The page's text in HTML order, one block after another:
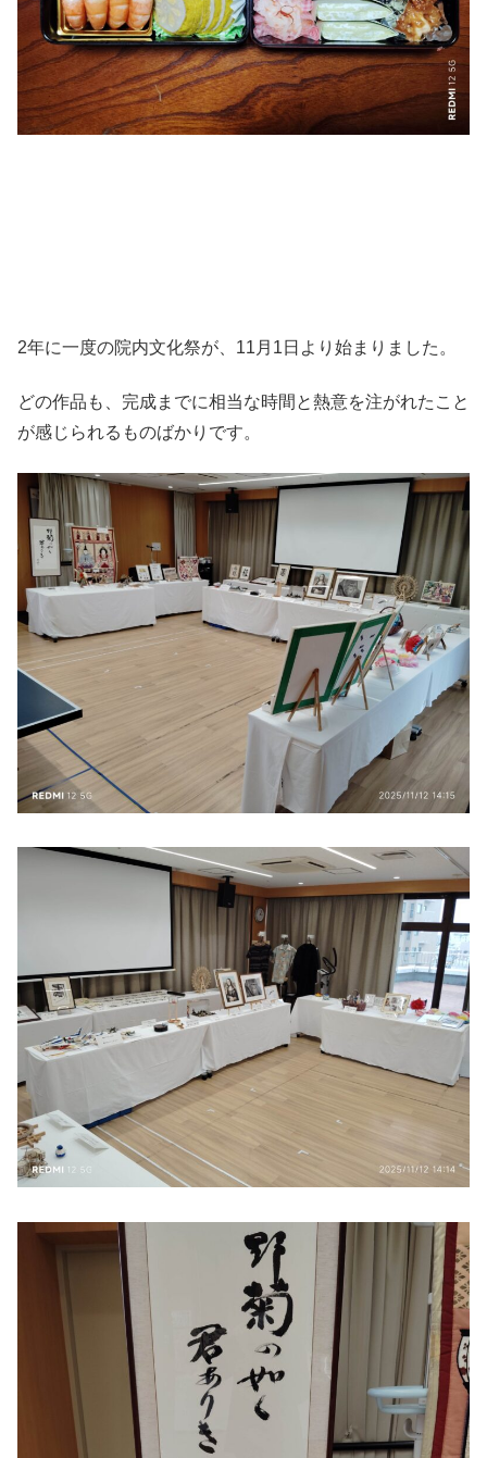
2年に一度の院内文化祭が、11月1日より始まりました。
どの作品も、完成までに相当な時間と熱意を注がれたこと
が感じられるものばかりです。